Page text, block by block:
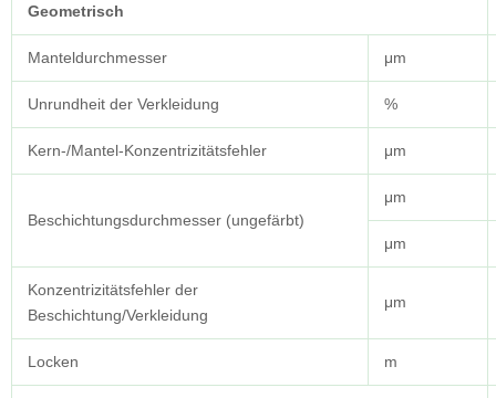
Geometrisch
Manteldurchmesser μm
Unrundheit der Verkleidung %
Kern-/Mantel-Konzentrizitätsfehler μm
Beschichtungsdurchmesser (ungefärbt)
μm
μm
Konzentrizitätsfehler der
Beschichtung/Verkleidung
μm
Locken m